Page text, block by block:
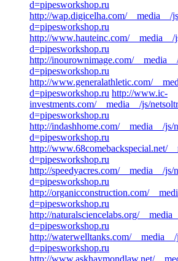
d=pipesworkshop.ru
http://wap.digicelha.com/__media__/
d=pipesworkshop.ru
http://www.hauteinc.com/__media__/
d=pipesworkshop.ru
http://inourownimage.com/
d=pipesworkshop.ru
http://www.generalathletic.com/
d=pipesworkshop.ru http://www.ic-
investments.com/__media__/js/
d=pipesworkshop.ru
http://indashhome.com/__media__/js/
d=pipesworkshop.ru
http://www.68comebackspecial.net/
d=pipesworkshop.ru
http://speedyacres.com/__media__/js/
d=pipesworkshop.ru
http://organicconstruction.com/
d=pipesworkshop.ru
http://naturalsciencelabs.org/
d=pipesworkshop.ru
http://waterwelltanks.com/
d=pipesworkshop.ru
http://www.askhaymondlaw.net/